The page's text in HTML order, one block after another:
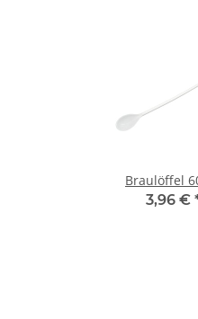
Braulöffel
3,96 €